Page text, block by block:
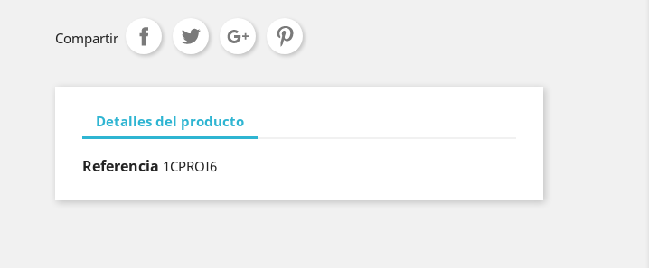
Compartir
Detalles del producto
Referencia 1CPROI6